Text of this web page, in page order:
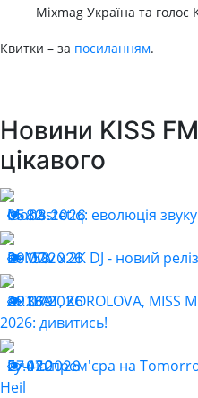
Mixmag Україна та голос
Квитки – за посиланням.
Новини KISS
цікавого
05.08.2026
82
Monastetiq: еволюція
29.07.2026
158
ReMOv x 2K DJ - новий
29.07.2026
369
ARTBAT, KOROLOVA, MISS
2026: дивитись!
27.07.2026
420
Гучна прем'єра на
Heil